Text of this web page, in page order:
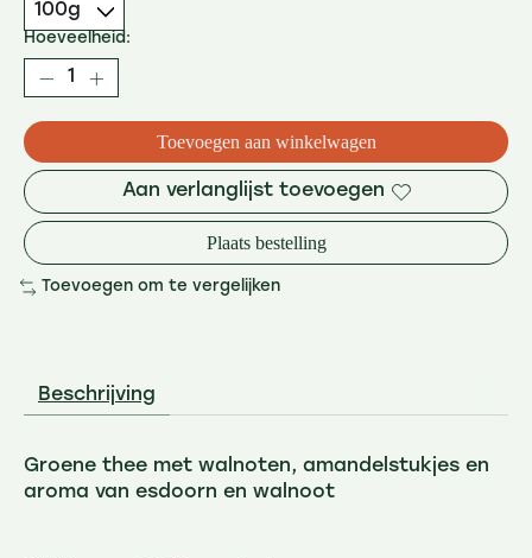
Hoeveelheid:
Toevoegen aan winkelwagen
Aan verlanglijst toevoegen
Plaats bestelling
Toevoegen om te vergelijken
Beschrijving
Groene thee met walnoten, amandelstukjes en
aroma van esdoorn en walnoot